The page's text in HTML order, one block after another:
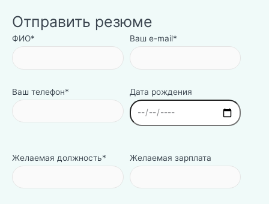
Отправить резюме
ФИО*
Ваш телефон*
Ваш e-mail*
Дата рождения
Желаемая должность* Желаемая зарплата